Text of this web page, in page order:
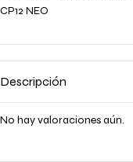
CP12 NEO
Descripción
No hay valoraciones aún.